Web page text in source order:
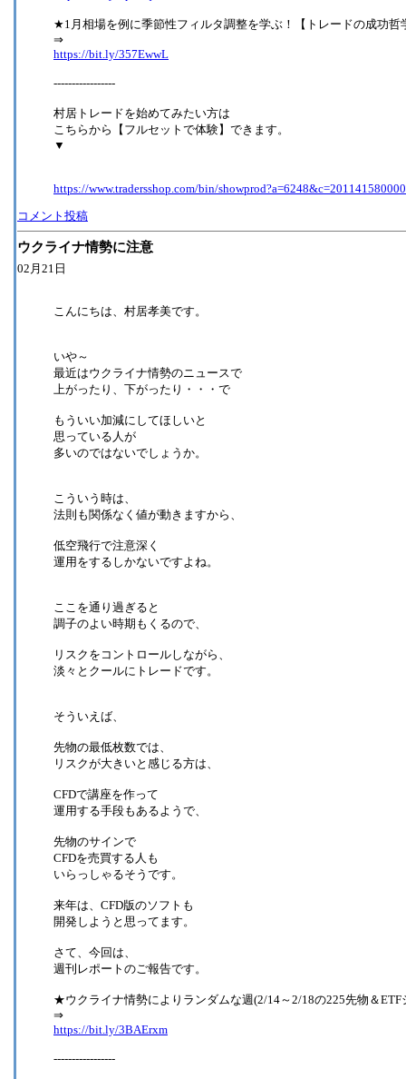
★1月相場を例に季節性フィルタ調整を学ぶ！【トレードの成功哲
⇒
https://bit.ly/357EwwL
-----------------
村居トレードを始めてみたい方は
こちらから【フルセットで体験】できます。
▼
https://www.tradersshop.com/bin/
コメント投稿
ウクライナ情勢に注意
02月21日
こんにちは、村居孝美です。
いや～
最近はウクライナ情勢のニュースで
上がったり、下がったり・・・で
もういい加減にしてほしいと
思っている人が
多いのではないでしょうか。
こういう時は、
法則も関係なく値が動きますから、
低空飛行で注意深く
運用をするしかないですよね。
ここを通り過ぎると
調子のよい時期もくるので、
リスクをコントロールしながら、
淡々とクールにトレードです。
そういえば、
先物の最低枚数では、
リスクが大きいと感じる方は、
CFDで講座を作って
運用する手段もあるようで、
先物のサインで
CFDを売買する人も
いらっしゃるそうです。
来年は、CFD版のソフトも
開発しようと思ってます。
さて、今回は、
週刊レポートのご報告です。
★ウクライナ情勢によりランダムな週(2/14～2/18の225先物＆ETF
⇒
https://bit.ly/3BAErxm
-----------------